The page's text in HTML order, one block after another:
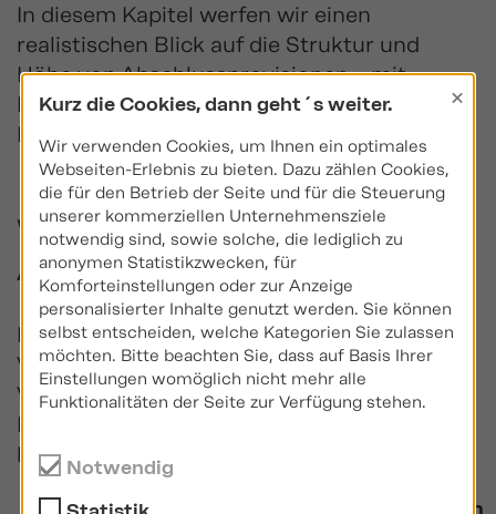
In diesem Kapitel werfen wir einen
realistischen Blick auf die Struktur und
Höhe von Abschlussprovisionen – mit
Rechenbeispielen, Branchenwerten und
Praxiseinblicken.
Was ist eine
Abschlussprovision?
Eine Abschlussprovision ist die einmalige
Vergütung, die Vermittlerinnen und
Vermittler erhalten, wenn sie ein
Finanzprodukt erfolgreich verkaufen. Dabei
handelt es sich z. B. um:
Abschlussprovision
Kurz die Cookies, dann geht´s weiter. ×
Wir verwenden Cookies, um Ihnen ein optimales
Webseiten-Erlebnis zu bieten. Dazu zählen Cookies,
die für den Betrieb der Seite und für die Steuerung
unserer kommerziellen Unternehmensziele
notwendig sind, sowie solche, die lediglich zu
anonymen Statistikzwecken, für
Komforteinstellungen oder zur Anzeige
personalisierter Inhalte genutzt werden. Sie können
selbst entscheiden, welche Kategorien Sie zulassen
möchten. Bitte beachten Sie, dass auf Basis Ihrer
Einstellungen womöglich nicht mehr alle
Funktionalitäten der Seite zur Verfügung stehen.
Notwendig